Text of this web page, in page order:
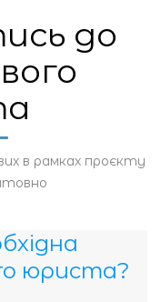
до
в рамках проєкту
юриста?